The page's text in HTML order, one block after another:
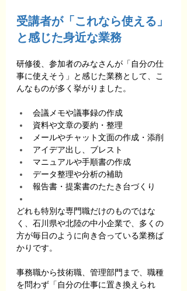
受講者が「これなら使える」
と感じた身近な業務
研修後、参加者のみなさんが「自分の仕
事に使えそう」と感じた業務として、こ
んなものが多く挙がりました。
会議メモや議事録の作成
資料や文章の要約・整理
メールやチャット文面の作成・添削
アイデア出し、ブレスト
マニュアルや手順書の作成
データ整理や分析の補助
報告書・提案書のたたき台づくり
どれも特別な専門職だけのものではな
く、石川県や北陸の中小企業で、多くの
方が毎日のように向き合っている業務ば
かりです。
事務職から技術職、管理部門まで、職種
を問わず「自分の仕事に置き換えられ